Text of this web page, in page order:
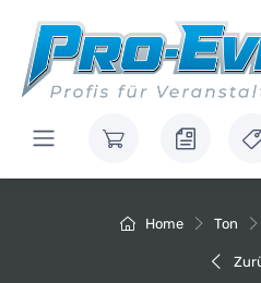
Home Ton